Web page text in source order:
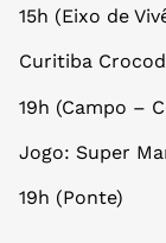
15h (Eixo de
Curitiba
19h (Campo –
Jogo: Super
19h (Ponte)